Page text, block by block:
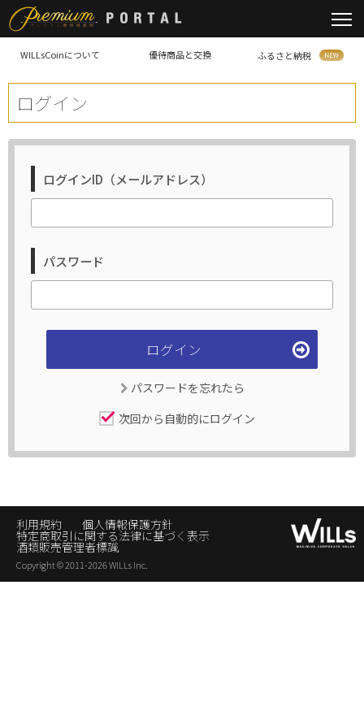
WILLsCoinについて 優待商品と交換 ふるさと納税
ログイン
ログインID（メールアドレス）
パスワード
パスワードを忘れたら
次回から自動的にログイン
利用規約 個人情報保護方針
特定商取引に関する法律に基づく表示
酒類販売管理者標識
Copyright © 2011-2026 WILLs Inc.